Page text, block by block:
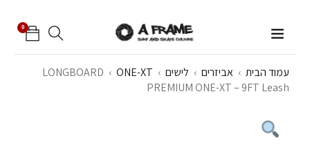
0
עמוד הבית › אביזרים › לישים ›
ONE-XT
›
LONGBOARD
PREMIUM ONE-XT – 9FT Leash